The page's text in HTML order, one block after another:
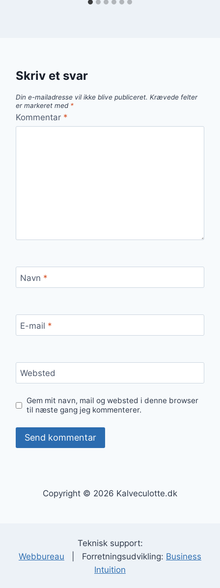
Skriv et svar
Din e-mailadresse vil ikke blive publiceret. Krævede felter
er markeret med *
Kommentar *
Navn *
E-mail *
Websted
Gem mit navn, mail og websted i denne browser
til næste gang jeg kommenterer.
Copyright © 2026 Kalveculotte.dk
Teknisk support:
Webbureau | Forretningsudvikling: Business
Intuition